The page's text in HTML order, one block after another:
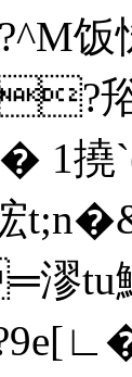
饭
谸
1撓
tu